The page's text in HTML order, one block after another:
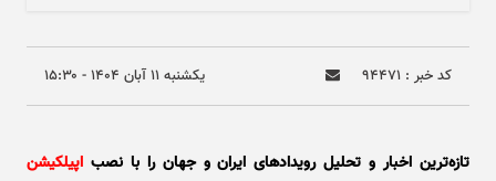
کد خبر : ۹۴۴۷۱ يکشنبه ۱۱ آبان ۱۴۰۴ - ۱۵:۳۰
تازه‌ترین اخبار و تحلیل‌ رویدادهای ایران و جهان را با نصب اپیلکیشن